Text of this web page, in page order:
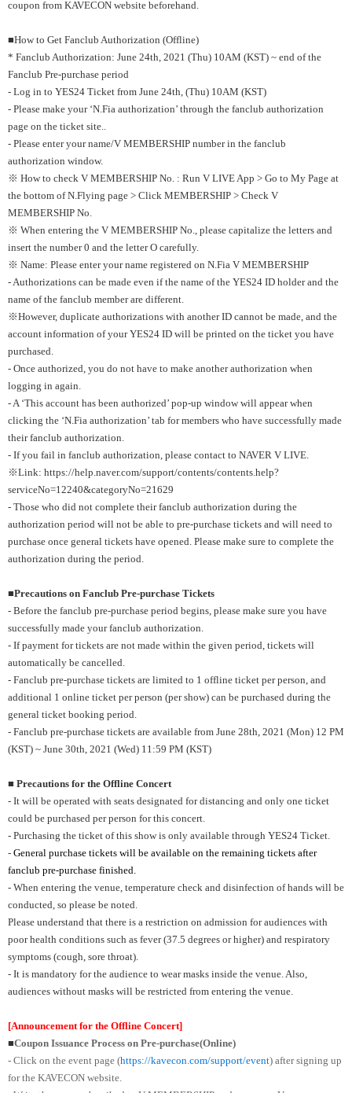
coupon from KAVECON website beforehand.
■How to Get Fanclub Authorization (Offline)
* Fanclub Authorization: June 24th, 2021 (Thu) 10AM (KST) ~ end of the
Fanclub Pre-purchase period
- Log in to YES24 Ticket from June 24th, (Thu) 10AM (KST)
- Please make your ‘N.Fia authorization’ through the fanclub authorization
page on the ticket site..
- Please enter your name/V MEMBERSHIP number in the fanclub
authorization window.
※ How to check V MEMBERSHIP No. : Run V LIVE App > Go to My Page at
the bottom of N.Flying page > Click MEMBERSHIP > Check V
MEMBERSHIP No.
※ When entering the V MEMBERSHIP No., please capitalize the letters and
insert the number 0 and the letter O carefully.
※ Name: Please enter your name registered on N.Fia V MEMBERSHIP
- Authorizations can be made even if the name of the YES24 ID holder and the
name of the fanclub member are different.
※However, duplicate authorizations with another ID cannot be made, and the
account information of your YES24 ID will be printed on the ticket you have
purchased.
- Once authorized, you do not have to make another authorization when
logging in again.
- A ‘This account has been authorized’ pop-up window will appear when
clicking the ‘N.Fia authorization’ tab for members who have successfully made
their fanclub authorization.
- If you fail in fanclub authorization, please contact to NAVER V LIVE.
※Link: https://help.naver.com/support/contents/contents.help?
serviceNo=12240&categoryNo=21629
- Those who did not complete their fanclub authorization during the
authorization period will not be able to pre-purchase tickets and will need to
purchase once general tickets have opened. Please make sure to complete the
authorization during the period.
■Precautions on Fanclub Pre-purchase Tickets
- Before the fanclub pre-purchase period begins, please make sure you have
successfully made your fanclub authorization.
- If payment for tickets are not made within the given period, tickets will
automatically be cancelled.
- Fanclub pre-purchase tickets are limited to 1 offline ticket per person, and
additional 1 online ticket per person (per show) can be purchased during the
general ticket booking period.
- Fanclub pre-purchase tickets are available from June 28th, 2021 (Mon) 12 PM
(KST) ~ June 30th, 2021 (Wed) 11:59 PM (KST)
■ Precautions for the Offline Concert
- It will be operated with seats designated for distancing and only one ticket
could be purchased per person for this concert.
- Purchasing the ticket of this show is only available through YES24 Ticket.
- General purchase tickets will be available on the remaining tickets after
fanclub pre-purchase finished.
- When entering the venue, temperature check and disinfection of hands will be
conducted, so please be noted.
Please understand that there is a restriction on admission for audiences with
poor health conditions such as fever (37.5 degrees or higher) and respiratory
symptoms (cough, sore throat).
- It is mandatory for the audience to wear masks inside the venue. Also,
audiences without masks will be restricted from entering the venue.
[Announcement for the Offline Concert]
■Coupon Issuance Process on Pre-purchase(Online)
- Click on the event page (https://kavecon.com/support/event) after signing up
for the KAVECON website.